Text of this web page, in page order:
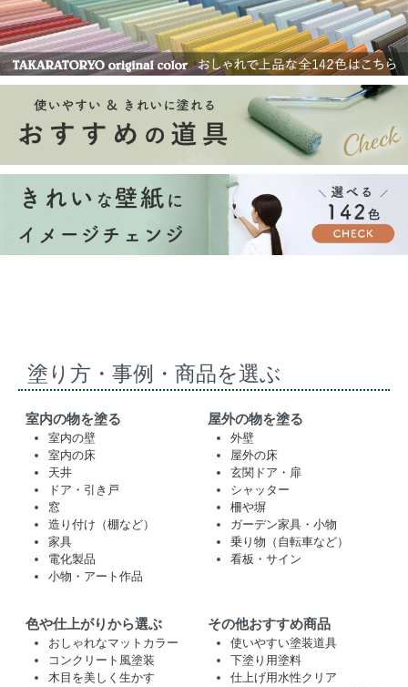
塗り方・事例・商品を選ぶ
室内の物を塗る
室内の壁
室内の床
天井
ドア・引き戸
窓
造り付け（棚など）
家具
電化製品
小物・アート作品
屋外の物を塗る
外壁
屋外の床
玄関ドア・扉
シャッター
柵や塀
ガーデン家具・小物
乗り物（自転車など）
看板・サイン
色や仕上がりから選ぶ
おしゃれなマットカラー
コンクリート風塗装
木目を美しく生かす
その他おすすめ商品
使いやすい塗装道具
下塗り用塗料
仕上げ用水性クリア